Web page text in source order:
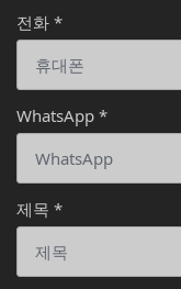
전화 *
WhatsApp *
제목 *